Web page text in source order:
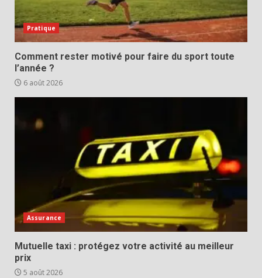
Pratique
Comment rester motivé pour faire du sport toute
l’année ?
6 août 2026
Assurance
Mutuelle taxi : protégez votre activité au meilleur
prix
5 août 2026